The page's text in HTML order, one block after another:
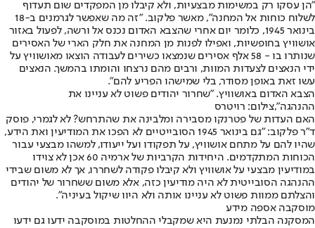
"הן עסקו רק במשימות מבצעיות, ולא קיבלו מן המפקדים שום תעדוף
לשלוח כוחות אל המחנה", מאשר פלקוב. "זה מה שאפשר לגרמנים ב-18
בינואר 1945, כלומר יום אחרי שהצבא האדום נכנס אל ורשה, לפעול באזור
אושוויץ בחופשיות, ואפילו לפנות מן המחנה את חלק הארי של האסירים
שנותרו בו - 58 אלף אסירים שנמצאו כשירים לעבודה הוצאו מאושוויץ על
ידי הנאצים לצעדות המוות, ורבים מהם נרצחו והומתו בהמשך. הנאצים
עשו זאת באופן מסודר, בלי שמישהו הפריע להם".
הצבא האדום באושוויץ. "שחרור יהודים פשוט לא עניינו את
ההנהגה",צילום: רויטרס
האם העדות של פטרנקו מסבירה ומלבינה את שהתרחש? לא לגמרי, פוסק
ד"ר פלקוב: "גם בינואר 1945 הסובייטיים לא הפכו את המודיעין ואת הידע,
שהיו להם על מתחם אושוויץ, על תפקודו ועל ייעודו, למשהו מבצעי עבור
הכוחות המתקדמים. היחידות הקרביות של ארמיה 60 אכן לא צוידו
במודיעין מבצעי על אושוויץ ולא קיבלו פקודה לשחררו, אך לא משום שבידי
ההנהגה הסובייטית לא היה מודיעין כזה, אלא משום ששחרור של יהודים
והצלתם ממוות פשוט לא עניינו אותה ולא היוו שיקול בעיניה".
מוסקבה אספה מידע
המסקנה הבלתי נמנעת היא שמקבלי ההחלטות במוסקבה ידעו גם ידעו